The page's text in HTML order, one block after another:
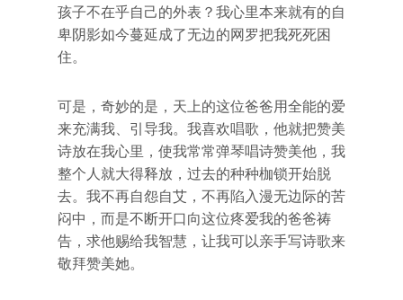
孩子不在乎自己的外表？我心里本来就有的自
卑阴影如今蔓延成了无边的网罗把我死死困
住。
可是，奇妙的是，天上的这位爸爸用全能的爱
来充满我、引导我。我喜欢唱歌，他就把赞美
诗放在我心里，使我常常弹琴唱诗赞美他，我
整个人就大得释放，过去的种种枷锁开始脱
去。我不再自怨自艾，不再陷入漫无边际的苦
闷中，而是不断开口向这位疼爱我的爸爸祷
告，求他赐给我智慧，让我可以亲手写诗歌来
敬拜赞美她。